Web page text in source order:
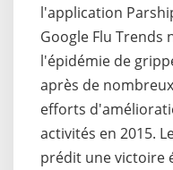
l'application
Google Flu Trends
l'épidémie de
après de
efforts
activités en 2015.
prédit une victoire